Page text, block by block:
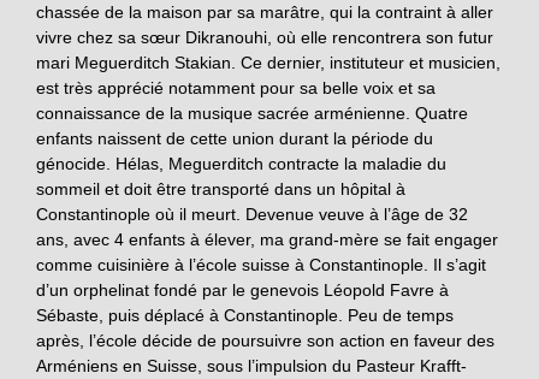
chassée de la maison par sa marâtre, qui la contraint à aller
vivre chez sa sœur Dikranouhi, où elle rencontrera son futur
mari Meguerditch Stakian. Ce dernier, instituteur et musicien,
est très apprécié notamment pour sa belle voix et sa
connaissance de la musique sacrée arménienne. Quatre
enfants naissent de cette union durant la période du
génocide. Hélas, Meguerditch contracte la maladie du
sommeil et doit être transporté dans un hôpital à
Constantinople où il meurt. Devenue veuve à l’âge de 32
ans, avec 4 enfants à élever, ma grand-mère se fait engager
comme cuisinière à l’école suisse à Constantinople. Il s’agit
d’un orphelinat fondé par le genevois Léopold Favre à
Sébaste, puis déplacé à Constantinople. Peu de temps
après, l’école décide de poursuivre son action en faveur des
Arméniens en Suisse, sous l’impulsion du Pasteur Krafft-